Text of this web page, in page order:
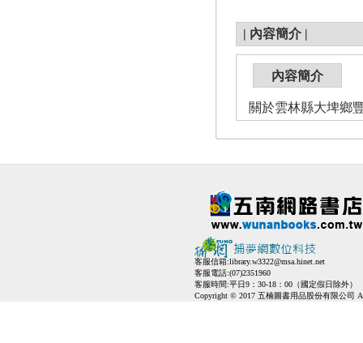
| 內容簡介 |
內容簡介
關於雲林縣大埤鄉
客服信箱:library.w3322@msa.hinet.net
客服電話:(07)2351960
客服時間:平日9：30-18：00（國定假日除外）
Copyright © 2017 五楠圖書用品股份有限公司